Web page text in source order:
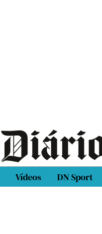
Vídeos DN Sport